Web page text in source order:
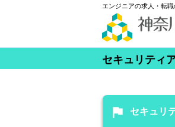
エンジニアの求人・転
セキュリティ
flag セキュリ